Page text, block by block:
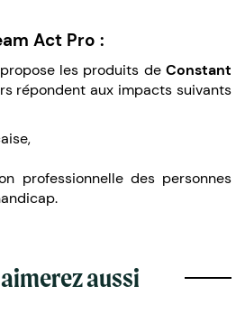
Act Pro :
les produits de Constant
répondent aux impacts suivants
professionnelle des personnes
aussi